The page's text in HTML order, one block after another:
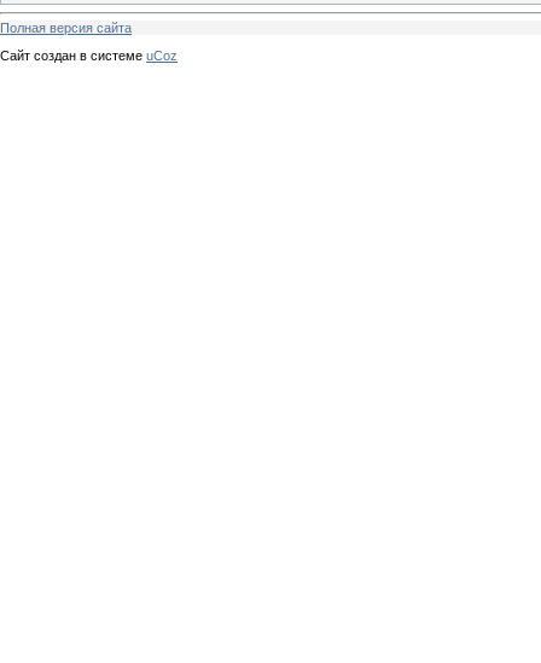
Полная версия сайта
Сайт создан в системе uCoz